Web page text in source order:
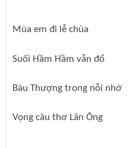
Mùa em đi lễ chùa
Suối Hầm Hầm vẫn đổ
Bàu Thượng trong nỗi nhớ
Vọng câu thơ Lãn Ông